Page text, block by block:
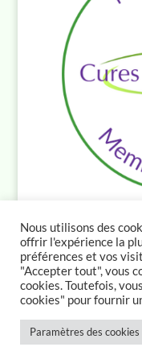
Nous utilisons des
offrir l'expérience la
préférences et vos
"Accepter tout", vous
cookies. Toutefois,
cookies" pour fournir
Paramètres des cookies